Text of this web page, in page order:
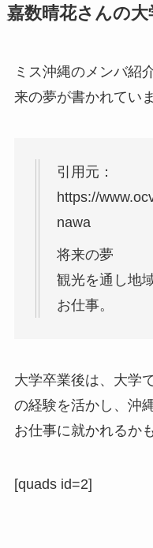
嘉数晴花さんの大
ミス沖縄のメンバ紹
来の夢が書かれてい
引用元：
https://
nawa
将来の夢
観光を通し地
お仕事。
大学卒業後は、大学
の経験を活かし、沖
お仕事に就かれるか
[quads id=2]